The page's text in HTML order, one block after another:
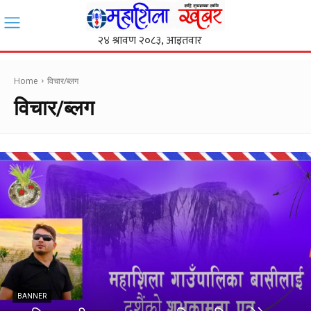
Home विचार/ब्लग
विचार/ब्लग
BANNER